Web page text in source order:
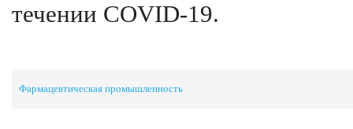
течении COVID-19.
Фармацевтическая промышленность